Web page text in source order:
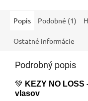
Popis Podobné (1)
Ostatné informácie
Podrobný popis
💚 KEZY NO
vlasov